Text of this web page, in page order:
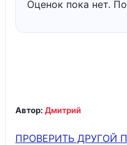
Оценок пока нет.
Автор: Дмитрий
ПРОВЕРИТЬ ДРУГОЙ